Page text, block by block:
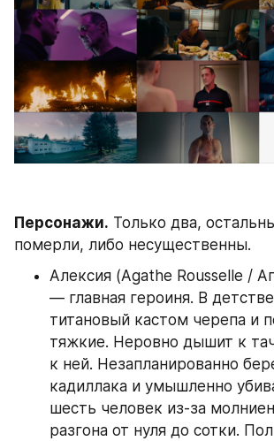
Персонажи. Только два,
померли, либо несущественны.
Алексия (Agathe Rousselle /
— главная героиня. В
титановый кастом черепа и
тяжкие. Неровно дышит к
к ней. Незапланированно
кадиллака и умышленно
шесть человек из-за
разгона от нуля до сотки.